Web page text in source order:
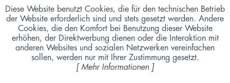
Diese Website benutzt Cookies, die für den technischen Betrieb
der Website erforderlich sind und stets gesetzt werden. Andere
Cookies, die den Komfort bei Benutzung dieser Website
erhöhen, der Direktwerbung dienen oder die Interaktion mit
anderen Websites und sozialen Netzwerken vereinfachen
sollen, werden nur mit Ihrer Zustimmung gesetzt.
[ Mehr Informationen ]